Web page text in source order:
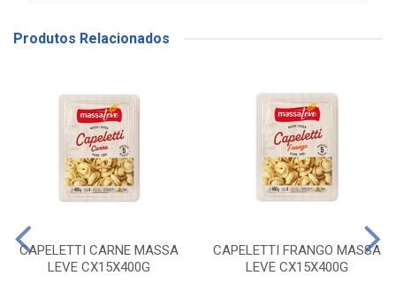
Produtos Relacionados
CAPELETTI CARNE MASSA
LEVE CX15X400G
CAPELETTI FRANGO MASSA
LEVE CX15X400G